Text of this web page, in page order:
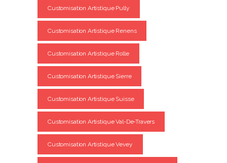
Customisation Artistique Pully
Customisation Artistique Renens
Customisation Artistique Rolle
Customisation Artistique Sierre
Customisation Artistique Suisse
Customisation Artistique Val-De-Travers
Customisation Artistique Vevey